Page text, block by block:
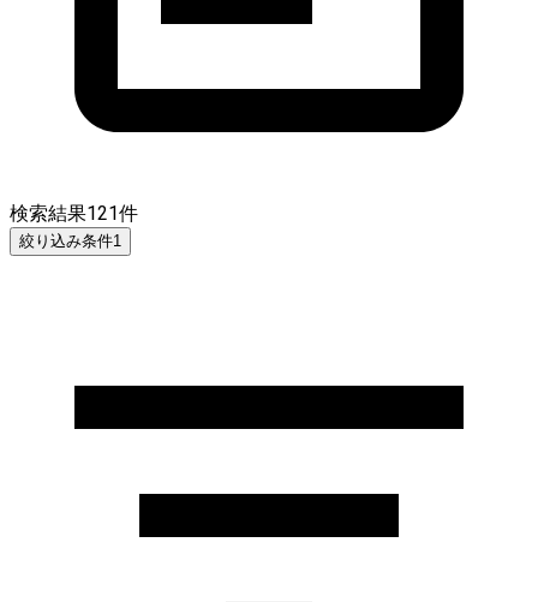
検索結果121件
絞り込み条件1